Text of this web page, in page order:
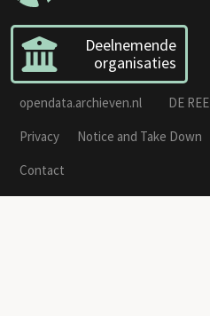
Deelnemende
organisaties
opendata.archieven.nl DE REE
Privacy
Notice and Take Down
Contact